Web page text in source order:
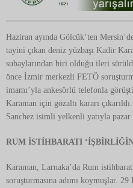
Haziran ayında Gölcük’ten
tayini çıkan deniz yüzbaşı Kadir
subaylarından biri olduğu ileri
önce İzmir merkezli FETÖ
imamı’yla ankesörlü telefonla
Karaman için gözaltı kararı
Sanchez isimli yelkenli yatıyla pazar
RUM İSTİHBARATI
Karaman, Larnaka’da Rum
soruşturmasına adımı koymuşlar.